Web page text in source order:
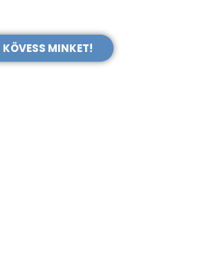
KÖVESS MINKET!